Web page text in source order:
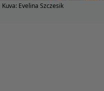
Kuva: Evelina Szczesik